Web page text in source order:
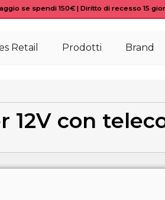
se spendi 150€ | Diritto di recesso 15
Retail Prodotti Brand
12V con